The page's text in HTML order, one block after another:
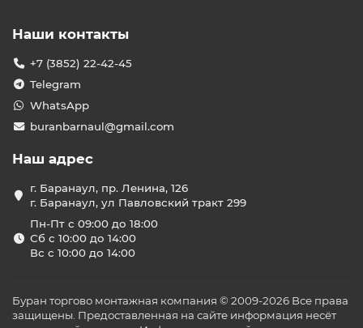
Наши контакты
+7 (3852) 22-42-45
Telegram
WhatsApp
buranbarnaul@gmail.com
Наш адрес
г. Баранаул, пр. Ленина, 126
г. Баранаул, ул Павловский тракт 299
Пн-Пт с 09:00 до 18:00
Сб с 10:00 до 14:00
Вс с 10:00 до 14:00
Буран торгово монтажная компания © 2009-2026 Все права
защищены. Предоставленная на сайте информация несёт